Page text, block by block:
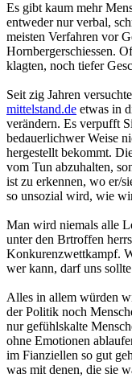
Es gibt kaum mehr
entweder nur verbal,
meisten Verfahren vor
Hornbergerschiessen.
klagten, noch tiefer
Seit zig Jahren
mittelstand.de etwas in
verändern. Es verpufft
bedauerlichwer Weise
hergestellt bekommt.
vom Tun abzuhalten,
ist zu erkennen, wo er/
so unsozial wird, wie
Man wird niemals alle
unter den Brtroffen
Konkurenzwettkampf.
wer kann, darf uns
Alles in allem würden
der Politik noch
nur gefühlskalte
ohne Emotionen
im Fianziellen so gut
was mit denen, die sie